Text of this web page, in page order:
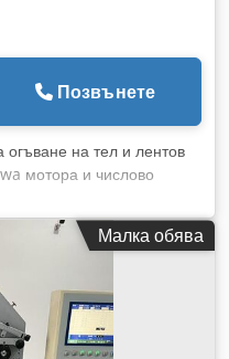
Позвънете
на тел и лентов
мотора и числово
за производство на
Aliokr
включват ниски разходи
програмиране, ниски
и прецизна
детайли.
Малка обява